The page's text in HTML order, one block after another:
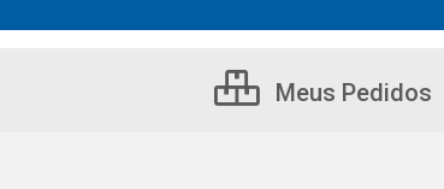
Meus Pedidos